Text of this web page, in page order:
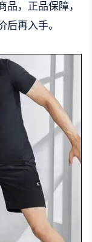
品，正品保障，
后再入手。